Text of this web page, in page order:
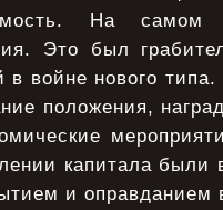
На
Это был
в войне нового
положения,
капитала
и оправданием